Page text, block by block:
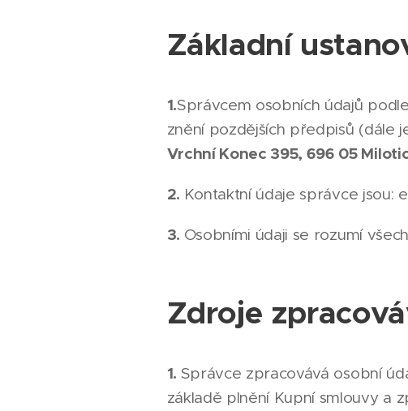
Základní
1.Správcem osobních údajů
znění pozdějších předpisů (dále
Vrchní Konec 395, 696 05
2. Kontaktní údaje správce jsou:
3. Osobními údaji se rozumí
Zdroje
1. Správce zpracovává osobní
základě plnění Kupní smlouvy a